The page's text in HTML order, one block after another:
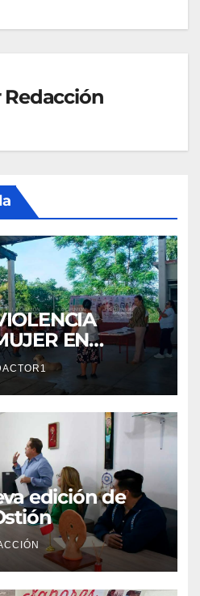
Redacción
EN
edición de